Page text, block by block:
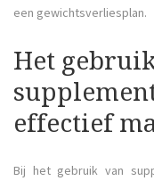
een gewichtsverliesplan.
Het
effectief
Bij het gebruik van